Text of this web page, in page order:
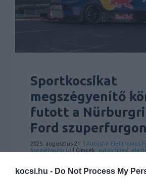
kocsi.hu - Do Not Process My
Sportkocsikat
megszégyenítő
futott a
Ford
2025. augusztus 21. | Autóshír Elektromos
Személyauto Új | Címkék: autós hírek
A Nürburgring legendás